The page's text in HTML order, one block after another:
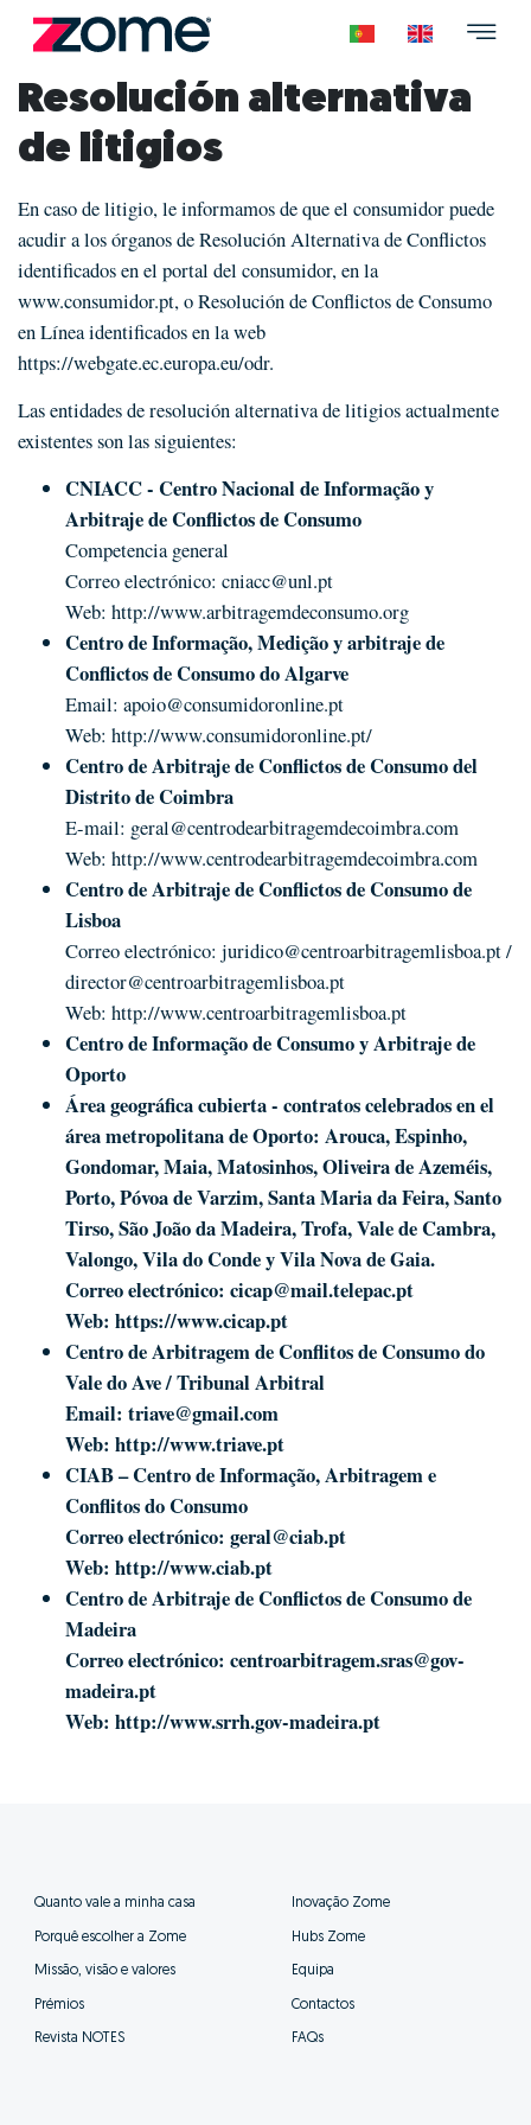
Resolución alternativa
de litigios
En caso de litigio, le informamos de que el consumidor puede
acudir a los órganos de Resolución Alternativa de Conflictos
identificados en el portal del consumidor, en la
www.consumidor.pt, o Resolución de Conflictos de Consumo
en Línea identificados en la web
https://webgate.ec.europa.eu/odr.
Las entidades de resolución alternativa de litigios actualmente
existentes son las siguientes:
CNIACC - Centro Nacional de Informação y
Arbitraje de Conflictos de Consumo
Competencia general
Correo electrónico: cniacc@unl.pt
Web: http://www.arbitragemdeconsumo.org
Centro de Informação, Medição y arbitraje de
Conflictos de Consumo do Algarve
Email: apoio@consumidoronline.pt
Web: http://www.consumidoronline.pt/
Centro de Arbitraje de Conflictos de Consumo del
Distrito de Coimbra
E-mail: geral@centrodearbitragemdecoimbra.com
Web: http://www.centrodearbitragemdecoimbra.com
Centro de Arbitraje de Conflictos de Consumo de
Lisboa
Correo electrónico: juridico@centroarbitragemlisboa.pt/
director@centroarbitragemlisboa.pt
Web: http://www.centroarbitragemlisboa.pt
Centro de Informação de Consumo y Arbitraje de
Oporto
Área geográfica cubierta - contratos celebrados en el
área metropolitana de Oporto: Arouca, Espinho,
Gondomar, Maia, Matosinhos, Oliveira de Azeméis,
Porto, Póvoa de Varzim, Santa Maria da Feira, Santo
Tirso, São João da Madeira, Trofa, Vale de Cambra,
Valongo, Vila do Conde y Vila Nova de Gaia.
Correo electrónico: cicap@mail.telepac.pt
Web: https://www.cicap.pt
Centro de Arbitragem de Conflitos de Consumo do
Vale do Ave / Tribunal Arbitral
Email: triave@gmail.com
Web: http://www.triave.pt
CIAB – Centro de Informação, Arbitragem e
Conflitos do Consumo
Correo electrónico: geral@ciab.pt
Web: http://www.ciab.pt
Centro de Arbitraje de Conflictos de Consumo de
Madeira
Correo electrónico: centroarbitragem.sras@gov-
madeira.pt
Web: http://www.srrh.gov-madeira.pt
Quanto vale a minha casa
Porquê escolher a Zome
Missão, visão e valores
Prémios
Revista NOTES
Inovação Zome
Hubs Zome
Equipa
Contactos
FAQs